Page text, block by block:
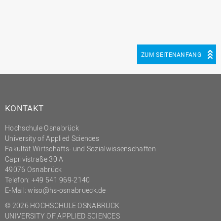
ZUM SEITENANFANG
KONTAKT
Hochschule Osnabrück
University of Applied Sciences
Fakultät Wirtschafts- und Sozialwissenschaften
Caprivistraße 30 A
49076 Osnabrück
Telefon: +49 541 969-2140
E-Mail:wiso@hs-osnabrueck.de
© 2026 HOCHSCHULE OSNABRÜCK
UNIVERSITY OF APPLIED SCIENCES